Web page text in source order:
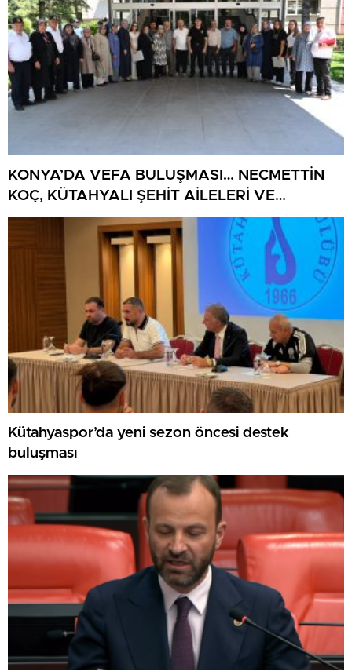
KONYA’DA VEFA BULUŞMASI… NECMETTİN
KOÇ, KÜTAHYALI ŞEHİT AİLELERİ VE
GAZİLERİ AĞIRLADI
Kütahyaspor’da yeni sezon öncesi destek
buluşması